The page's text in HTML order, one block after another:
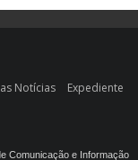
Notícias Expediente
Comunicação e Informação